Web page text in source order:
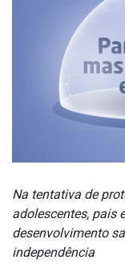
Na tentativa de
adolescentes, pais
desenvolvimento
independência